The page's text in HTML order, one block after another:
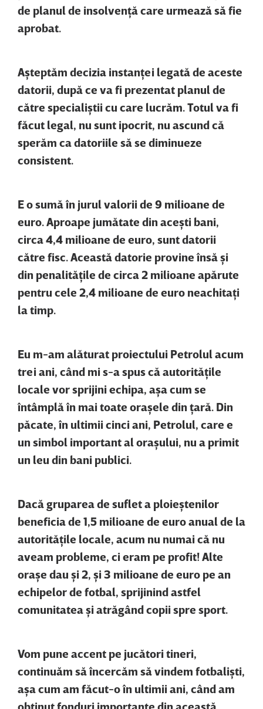
de planul de insolvenţă care urmează să fie
aprobat.
Aşteptăm decizia instanţei legată de aceste
datorii, după ce va fi prezentat planul de
către specialiştii cu care lucrăm. Totul va fi
făcut legal, nu sunt ipocrit, nu ascund că
sperăm ca datoriile să se diminueze
consistent.
E o sumă în jurul valorii de 9 milioane de
euro. Aproape jumătate din aceşti bani,
circa 4,4 milioane de euro, sunt datorii
către fisc. Această datorie provine însă şi
din penalităţile de circa 2 milioane apărute
pentru cele 2,4 milioane de euro neachitaţi
la timp.
Eu m-am alăturat proiectului Petrolul acum
trei ani, când mi s-a spus că autorităţile
locale vor sprijini echipa, aşa cum se
întâmplă în mai toate oraşele din ţară. Din
păcate, în ultimii cinci ani, Petrolul, care e
un simbol important al oraşului, nu a primit
un leu din bani publici.
Dacă gruparea de suflet a ploieştenilor
beneficia de 1,5 milioane de euro anual de la
autorităţile locale, acum nu numai că nu
aveam probleme, ci eram pe profit! Alte
oraşe dau şi 2, şi 3 milioane de euro pe an
echipelor de fotbal, sprijinind astfel
comunitatea şi atrăgând copii spre sport.
Vom pune accent pe jucători tineri,
continuăm să încercăm să vindem fotbalişti,
aşa cum am făcut-o în ultimii ani, când am
obţinut fonduri importante din această